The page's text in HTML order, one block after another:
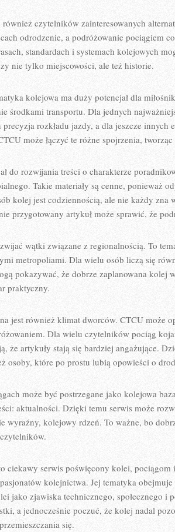
również czytelników zainteresowanych
odrodzenie, a podróżowanie pociągiem
standardach i systemach kolejowych
nie tylko miejscowości, ale też historie.
kolejowa ma duży potencjał dla
środkami transportu. Dla jednych
rozkładu jazdy, a dla jeszcze innych
może łączyć te różne spojrzenia,
do rozwijania treści o charakterze
Takie materiały są cenne, ponieważ
kolej jest codziennością, ale nie każdy zna
przygotowany artykuł może sprawić, że
wątki związane z regionalnością. To
metropoliami. Dla wielu osób liczą się
pokazywać, że dobrze zaplanowana kolej
praktyczny.
jest również klimat dworców. CTCU może
Dla wielu czytelników pociąg
że artykuły stają się bardziej angażujące.
osoby, które po prostu lubią opowieści o
może być postrzegane jako kolejowa
aktualności. Dzięki temu serwis może
wyraźny, kolejowy rdzeń. To ważne, bo
ciekawy serwis poświęcony kolei,
kolejnictwa. Jej tematyka
jako zjawiska technicznego, społecznego i
a jednocześnie poczuć, że kolej nadal
się.